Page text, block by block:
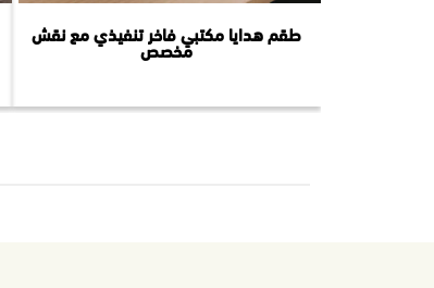
طقم هدايا مكتبي فاخر تنفيذي مع نقش
مخصص